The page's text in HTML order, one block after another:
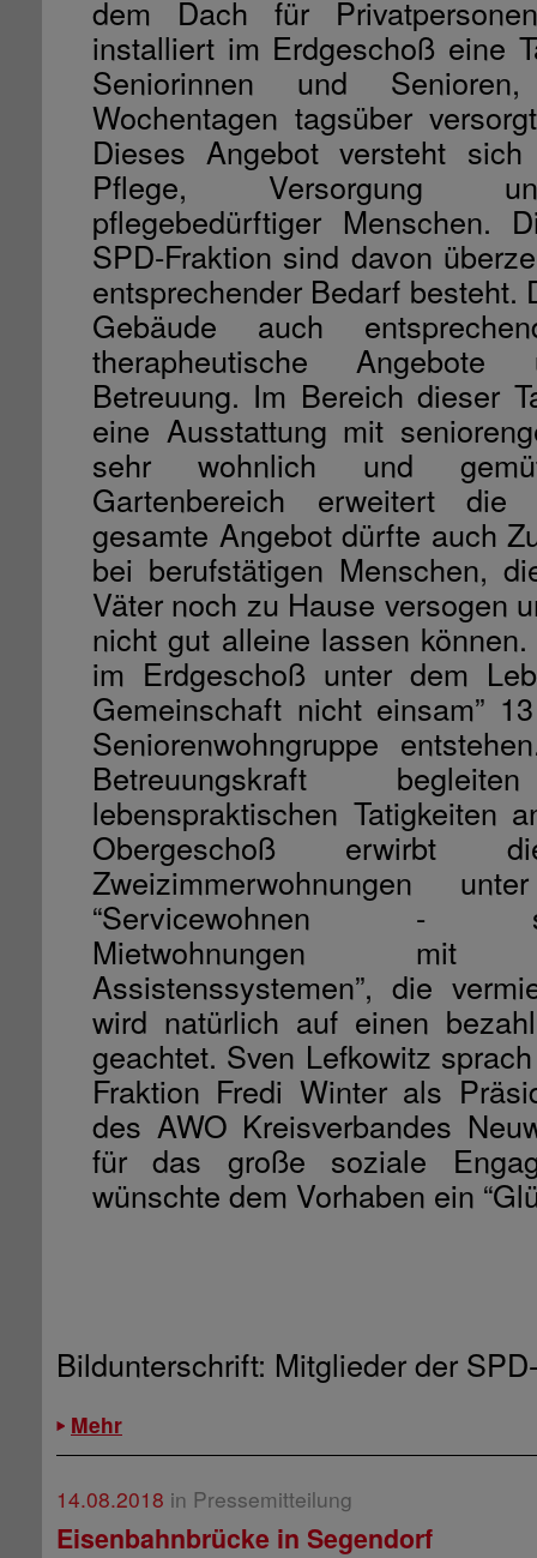
dem Dach für
installiert im Erdgeschoß eine
Seniorinnen und
Wochentagen tagsüber
Dieses Angebot versteht
Pflege, Versorgung
pflegebedürftiger Menschen.
SPD-Fraktion sind davon
entsprechender Bedarf besteht.
Gebäude auch
therapheutische Angebote
Betreuung. Im Bereich dieser
eine Ausstattung mit
sehr wohnlich und
Gartenbereich erweitert die
gesamte Angebot dürfte auch
bei berufstätigen Menschen,
Väter noch zu Hause versogen
nicht gut alleine lassen
im Erdgeschoß unter dem
Gemeinschaft nicht einsam”
Seniorenwohngruppe
Betreuungskraft
lebenspraktischen Tatigkeiten
Obergeschoß
Zweizimmerwohnungen
“Servicewohnen -
Mietwohnungen mit
Assistenssystemen”, die
wird natürlich auf einen
geachtet. Sven Lefkowitz
Fraktion Fredi Winter als
des AWO Kreisverbandes
für das große soziale
wünschte dem Vorhaben ein
Bildunterschrift: Mitglieder der
Mehr
14.08.2018 in Pressemitteilung
Eisenbahnbrücke in Segendorf